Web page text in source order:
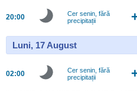
20:00
Cer senin, fără
precipitații
Luni, 17 August
02:00
Cer senin, fără
precipitații